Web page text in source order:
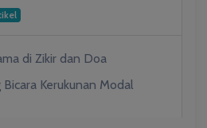
di Zikir dan Doa
Kerukunan Modal